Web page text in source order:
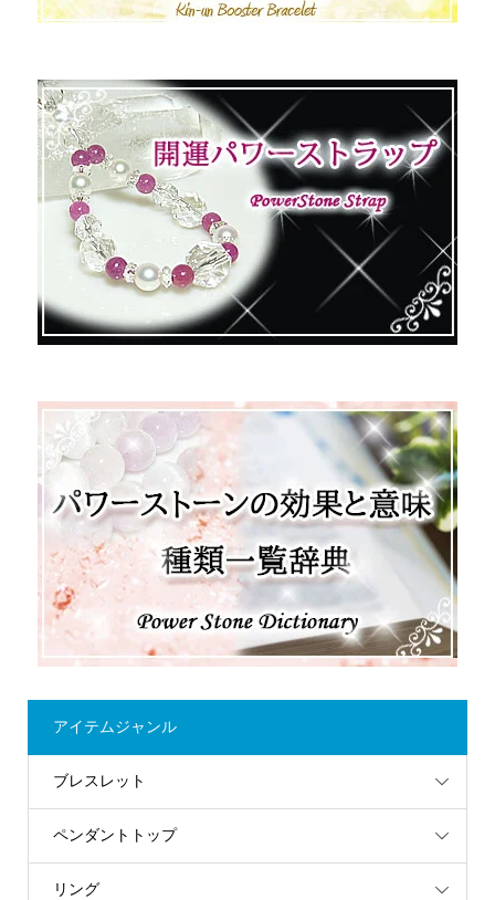
アイテムジャンル
ブレスレット
ペンダントトップ
リング